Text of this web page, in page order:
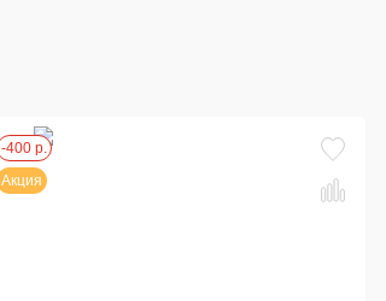
-400 р.
Акция